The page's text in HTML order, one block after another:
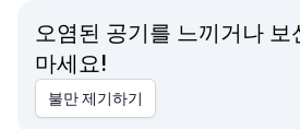
오염된 공기를 느끼거나 보
마세요!
불만 제기하기